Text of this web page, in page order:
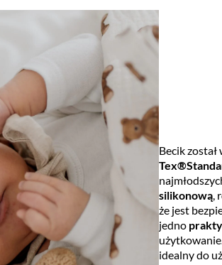
Becik
silikonową,
że jest
jedno
idealny do